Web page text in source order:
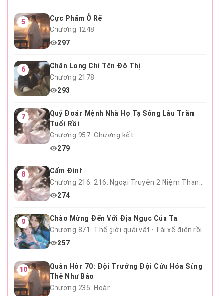
5
Cực Phẩm Ở Rể
Chương 1248
297
6
Chân Long Chí Tôn Đô Thị
Chương 2178
293
7
Quỷ Đoản Mệnh Nhà Họ Tạ Sống Lâu Trăm
Tuổi Rồi
Chương 957: Chương kết
279
8
Cấm Đình
274
9
Chào Mừng Đến Với Địa Ngục Của Ta
Chương 871: Thế giới quái vật · Tài xế điên rồi
257
10
Quân Hôn 70: Đội Trưởng Đội Cứu Hỏa Sủng
Thê Như Bảo
Chương 235: Hoàn